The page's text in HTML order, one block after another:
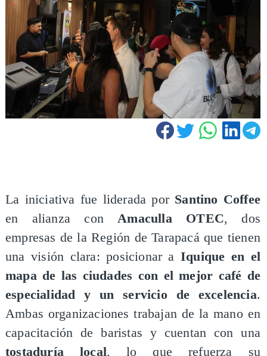
La iniciativa fue liderada por Santino Coffee
en alianza conAmaculla OTEC, dos
empresas de la Región de Tarapacá que tienen
una visión clara: posicionar aIquique en el
mapa de las ciudades con el mejor café de
especialidad y un servicio de excelencia.
Ambas organizaciones trabajan de la mano en
capacitación de baristas y cuentan con una
tostaduría local, lo que refuerza su